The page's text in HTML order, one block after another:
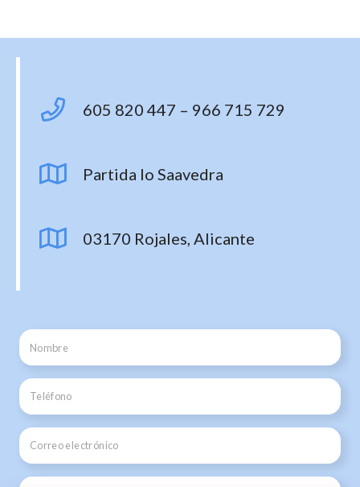
605 820 447 – 966 715 729
Partida lo Saavedra
03170 Rojales, Alicante